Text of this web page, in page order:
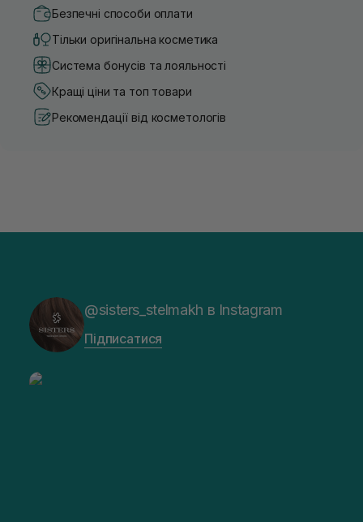
Безпечні способи оплати
Тільки оригінальна косметика
Система бонусів та лояльності
Кращі ціни та топ товари
Рекомендації від косметологів
@sisters_stelmakh в Instagram
Підписатися